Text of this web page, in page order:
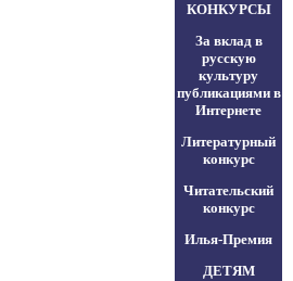
КОНКУРСЫ
За вклад в
русскую
культуру
публикациями в
Интернете
Литературный
конкурс
Читательский
конкурс
Илья-Премия
ДЕТЯМ